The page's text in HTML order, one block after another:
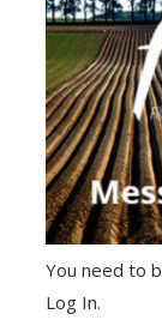
You need to
Log In.